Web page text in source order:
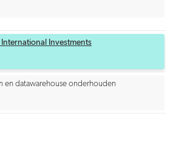
Investments
en datawarehouse onderhouden